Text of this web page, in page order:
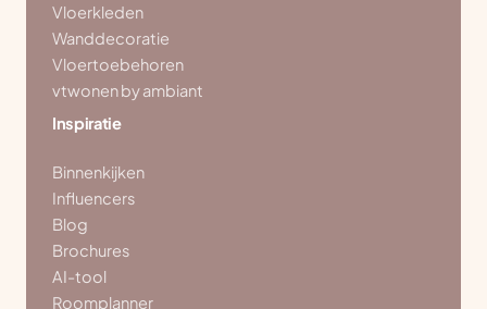
Vloerkleden
Wanddecoratie
Vloertoebehoren
vtwonen by ambiant
Inspiratie
Binnenkijken
Influencers
Blog
Brochures
AI-tool
Roomplanner